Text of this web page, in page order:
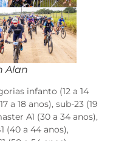
Alan
infanto (12 a 14
a 18 anos), sub-23 (19
A1 (30 a 34 anos),
(40 a 44 anos),